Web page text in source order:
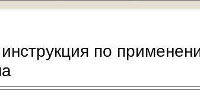
по